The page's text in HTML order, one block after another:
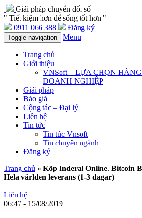
Giải pháp chuyển đổi số
" Tiết kiệm hơn để sống tốt hơn "
0911 066 388
Đăng ký
Toggle navigation Menu
Trang chủ
Giới thiệu
VNSoft – LỰA CHỌN
DOANH NGHIỆP
Giải pháp
Báo giá
Cộng tác – Đại lý
Liên hệ
Tin tức
Tin tức Vnsoft
Tin chuyên ngành
Đăng ký
Trang chủ » Köp Inderal Online. Bitcoin
Hela världen leverans (1-3 dagar)
Liên hệ
06:47 - 15/08/2019